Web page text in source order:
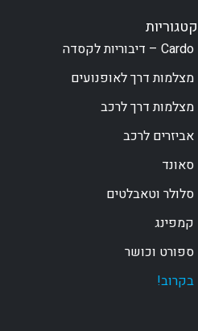
קטגוריות
Cardo – דיבוריות לקסדה
מצלמות דרך לאופנועים
מצלמות דרך לרכב
אביזרים לרכב
סאונד
סלולר וטאבלטים
קמפינג
ספורט וכושר
בקרוב!